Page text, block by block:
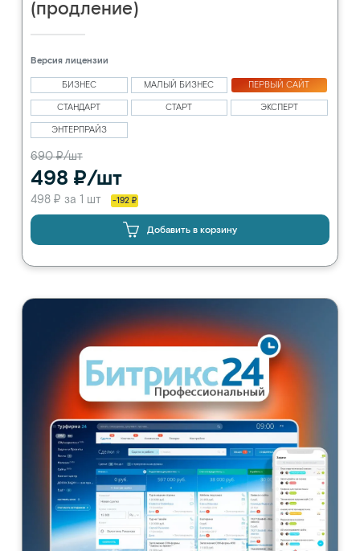
(продление)
Версия лицензии
БИЗНЕС МАЛЫЙ БИЗНЕС
ПЕРВЫЙ САЙТ
СТАНДАРТ
СТАРТ
ЭКСПЕРТ
ЭНТЕРПРАЙЗ
690 ₽/шт
498 ₽/шт
498 ₽ за 1 шт -192 ₽
Добавить в корзину